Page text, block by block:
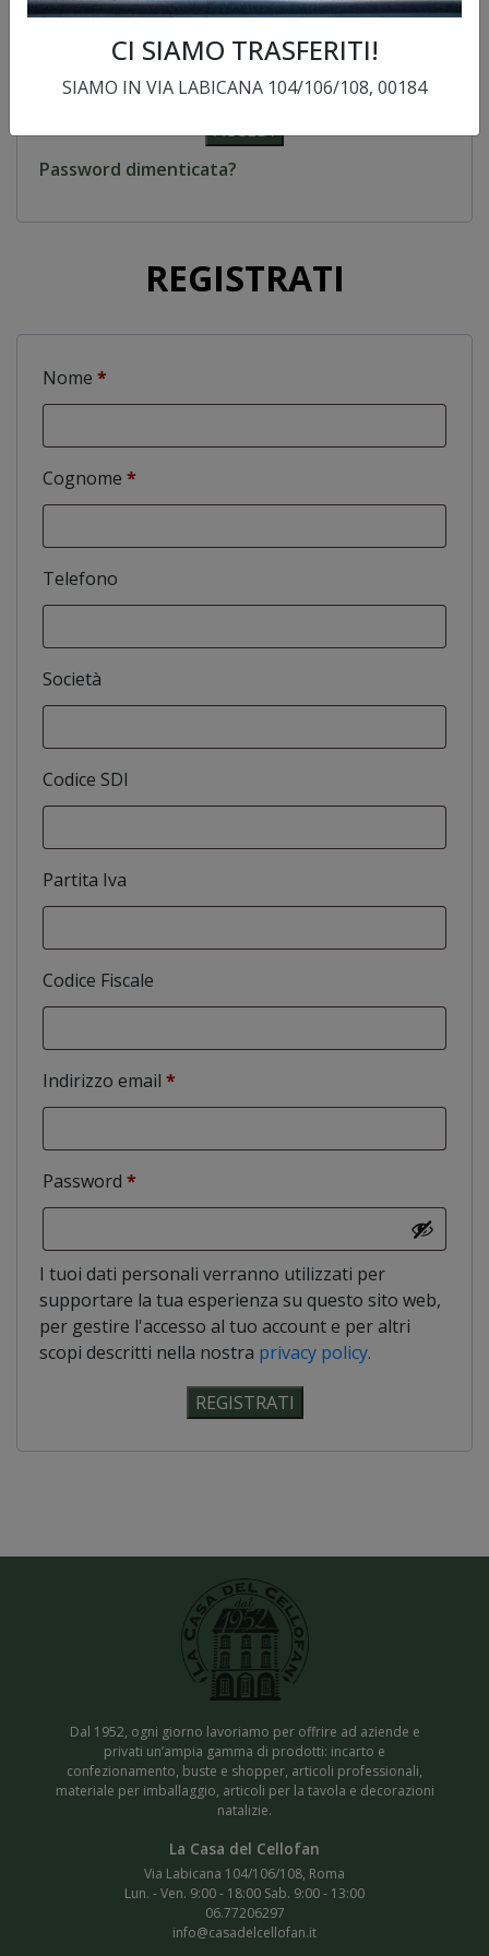
Ricordami
ACCEDI
Password dimenticata?
REGISTRATI
Nome *
Cognome *
Telefono
Società
Codice SDI
Partita Iva
Codice Fiscale
Indirizzo email *
Password *
I tuoi dati personali verranno utilizzati per
supportare la tua esperienza su questo sito web,
per gestire l'accesso al tuo account e per altri
scopi descritti nella nostra privacy policy.
REGISTRATI
Dal 1952, ogni giorno lavoriamo per offrire ad aziende e
privati un’ampia gamma di prodotti: incarto e
confezionamento, buste e shopper, articoli professionali,
materiale per imballaggio, articoli per la tavola e decorazioni
natalizie.
Via Labicana 104/106/108, Roma
Lun. - Ven. 9:00 - 18:00 Sab. 9:00 - 13:00
06.77206297
info@casadelcellofan.it
CI SIAMO TRASFERITI!
SIAMO IN VIA LABICANA 104/106/108, 00184